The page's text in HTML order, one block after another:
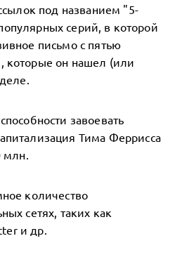
под названием "5-
серий, в которой
письмо с пятью
он нашел (или
завоевать
Тима Феррисса
млн.
количество
сетях, таких как
и др.